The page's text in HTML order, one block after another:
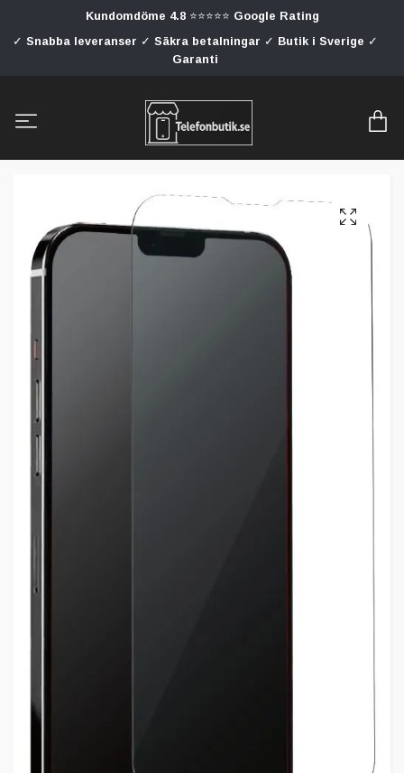
Kundomdöme 4.8 ⭐⭐⭐⭐⭐ Google Rating
✓ Snabba leveranser ✓ Säkra betalningar ✓ Butik i Sverige ✓
Garanti